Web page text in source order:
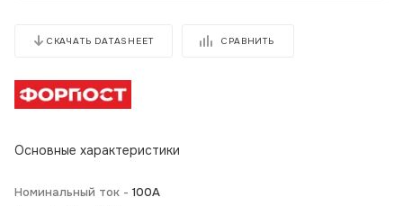
СКАЧАТЬ DATASHEET СРАВНИТЬ
Основные характеристики
Номинальный ток - 100А